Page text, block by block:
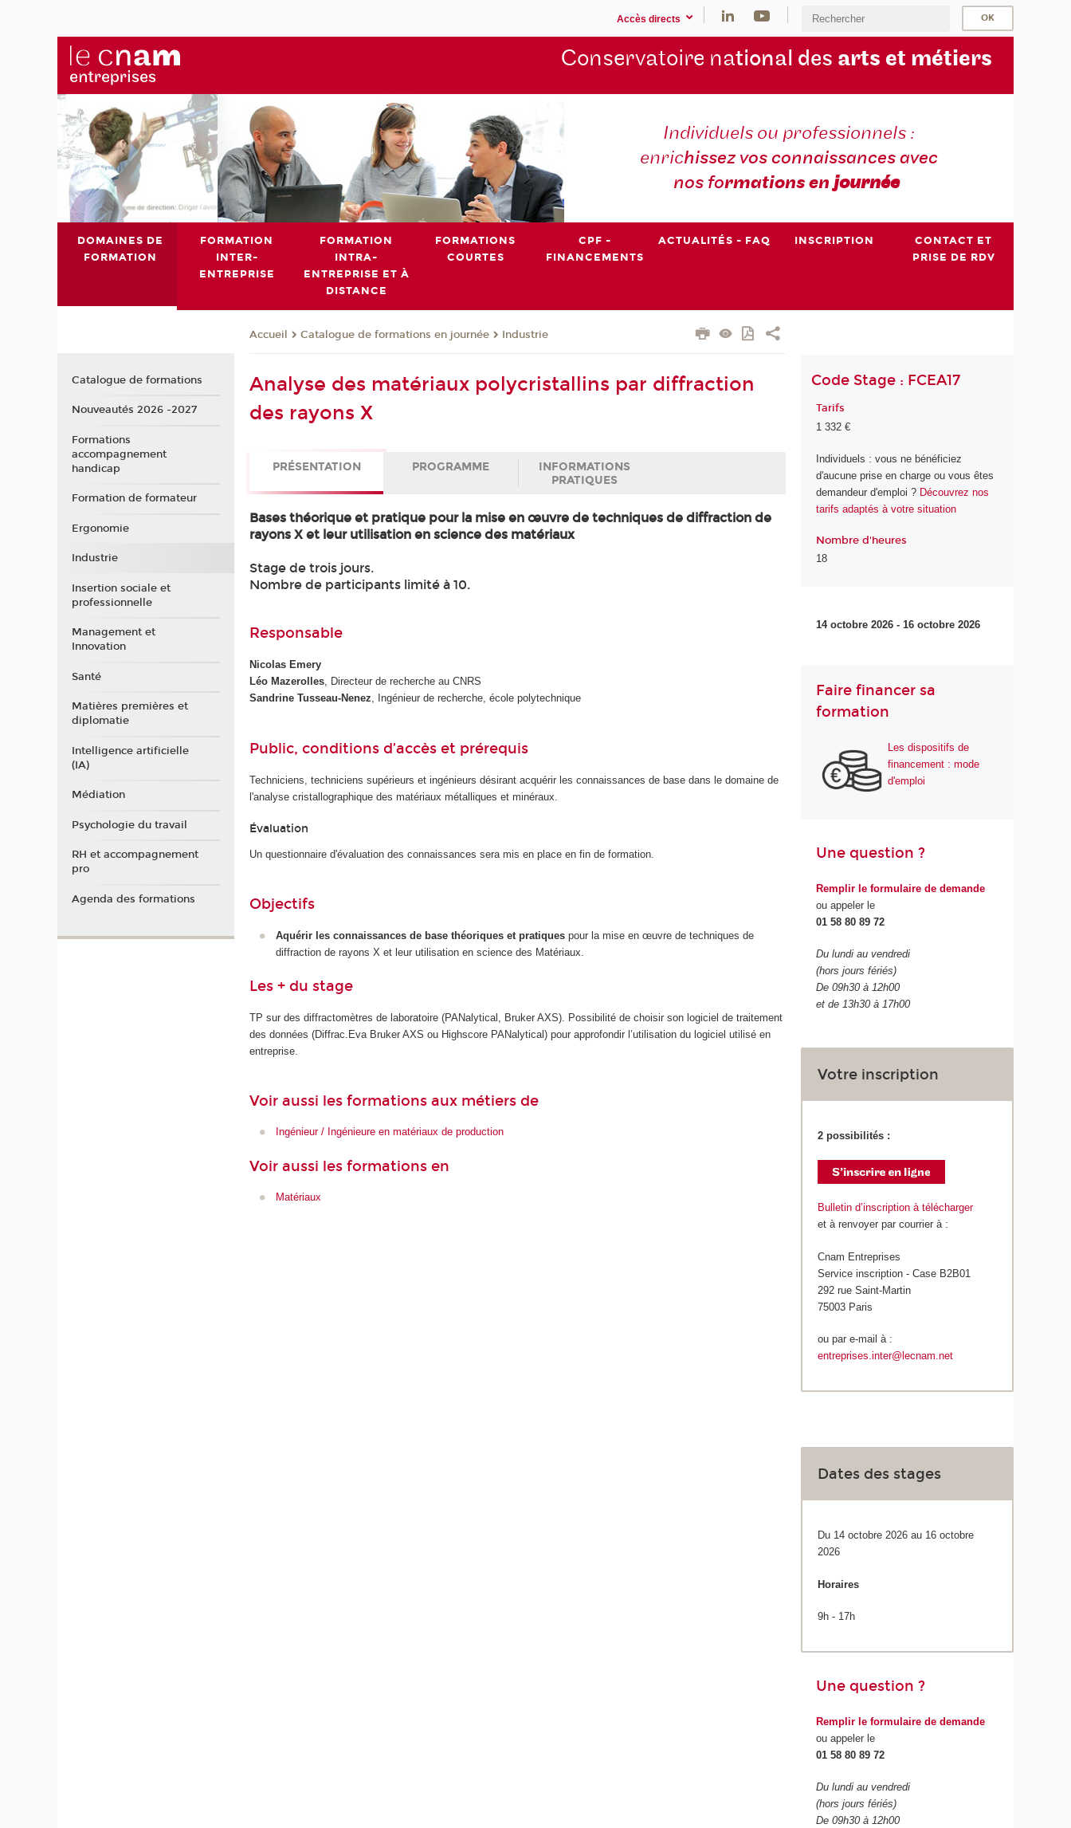
Accès directs
Conservatoire national des arts et métiers
Individuels ou professionnels :
enrichissez vos connaissances avec
nos formations enjournée
DOMAINES DE
FORMATION
FORMATION
INTER-
ENTREPRISE
FORMATION
INTRA-
ENTREPRISE ET À
DISTANCE
FORMATIONS
COURTES
CPF -
FINANCEMENTS
ACTUALITÉS - FAQ INSCRIPTION
CONTACT ET
PRISE DE RDV
Accueil Catalogue de formations en journée Industrie
Analyse des matériaux polycristallins par diffraction
des rayons X
PRÉSENTATION PROGRAMME
INFORMATIONS
PRATIQUES
Bases théorique et pratique pour la mise en œuvre de techniques de diffraction de
rayons X et leur utilisation en science des matériaux
Stage de trois jours.
Nombre de participants limité à 10.
Responsable
Nicolas Emery
Léo Mazerolles , Directeur de recherche au CNRS
Sandrine Tusseau-Nenez , Ingénieur de recherche, école polytechnique
Public, conditions d’accès et prérequis
Techniciens, techniciens supérieurs et ingénieurs désirant acquérir les connaissances de base dans le domaine de
l'analyse cristallographique des matériaux métalliques et minéraux.
Évaluation
Un questionnaire d'évaluation des connaissances sera mis en place en fin de formation.
Objectifs
Aquérir les connaissances de base théoriques et pratiquespour la mise en œuvre de techniques de
diffraction de rayons X et leur utilisation en science des Matériaux.
Les + du stage
TP sur des diffractomètres de laboratoire (PANalytical, Bruker AXS). Possibilité de choisir son logiciel de traitement
des données (Diffrac.Eva Bruker AXS ou Highscore PANalytical) pour approfondir l’utilisation du logiciel utilisé en
entreprise.
Voir aussi les formations aux métiers de
Ingénieur / Ingénieure en matériaux de production
Voir aussi les formations en
Matériaux
Code Stage : FCEA17
Tarifs
1 332 €
Individuels : vous ne bénéficiez
d'aucune prise en charge ou vous êtes
demandeur d'emploi ? Découvrez nos
tarifs adaptés à votre situation
Nombre d'heures
18
14 octobre 2026 - 16 octobre 2026
Faire financer sa
formation
Les dispositifs de
financement : mode
d'emploi
Une question ?
Remplir le formulaire de demande
ou appeler le
01 58 80 89 72
Du lundi au vendredi
(hors jours fériés)
De 09h30 à 12h00
et de 13h30 à 17h00
Votre inscription
2 possibilités :
Bulletin d’inscription à télécharger
et à renvoyer par courrier à :
Cnam Entreprises
Service inscription - Case B2B01
292 rue Saint-Martin
75003 Paris
ou par e-mail à :
entreprises.inter@lecnam.net
Dates des stages
Du 14 octobre 2026 au 16 octobre
2026
Horaires
9h - 17h
Une question ?
Remplir le formulaire de demande
ou appeler le
01 58 80 89 72
Du lundi au vendredi
(hors jours fériés)
De 09h30 à 12h00
Catalogue de formations
Nouveautés 2026 -2027
Formations
accompagnement
handicap
Formation de formateur
Ergonomie
Industrie
Insertion sociale et
professionnelle
Management et
Innovation
Santé
Matières premières et
diplomatie
Intelligence artificielle
(IA)
Médiation
Psychologie du travail
RH et accompagnement
pro
Agenda des formations